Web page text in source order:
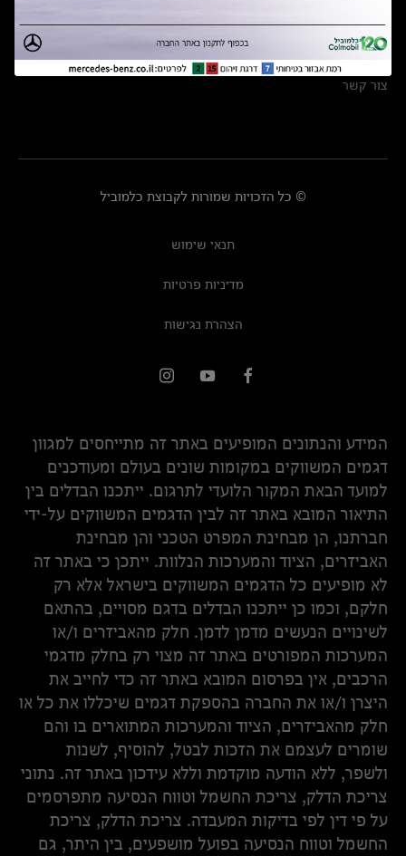
אולמות תצוגה
מרכזי שירות
צור קשר
© כל הזכויות שמורות לקבוצת כלמוביל
תנאי שימוש
מדיניות פרטיות
הצהרת נגישות
המידע והנתונים המופיעים באתר זה מתייחסים למגוון
דגמים המשווקים במקומות שונים בעולם ומעודכנים
למועד הבאת המקור הלועדי לתרגום. ייתכנו הבדלים בין
התיאור המובא באתר זה לבין הדגמים המשווקים על-ידי
חברתנו, הן מבחינת המפרט הטכני והן מבחינת
האביזרים, הציוד והמערכות הנלוות. ייתכן כי באתר זה
לא מופיעים כל הדגמים המשווקים בישראל אלא רק
חלקם, וכמו כן ייתכנו הבדלים בדגם מסויים, בהתאם
לשינויים הנעשים מדמן לדמן. חלק מהאביזרים ו/או
המערכות המפורטים באתר זה מצוי רק בחלק מדגמי
הרכבים, אין בפרסום המובא באתר זה כדי לחייב את
היצרן ו/או את החברה בהספקת דגמים שיכללו את כל או
חלק מהאביזרים, הציוד והמערכות המתוארים בו והם
שומרים לעצמם את הזכות לבטל, להוסיף, לשנות
ולשפר, ללא הודעה מוקדמת וללא עידכון באתר זה. נתוני
צריכת הדלק, צריכת החשמל וטווח הנסיעה מתפרסמים
על פי דין לפי בדיקות המעבדה. צריכת הדלק, צריכת
החשמל וטווח הנסיעה בפועל מושפעים, בין היתר, גם